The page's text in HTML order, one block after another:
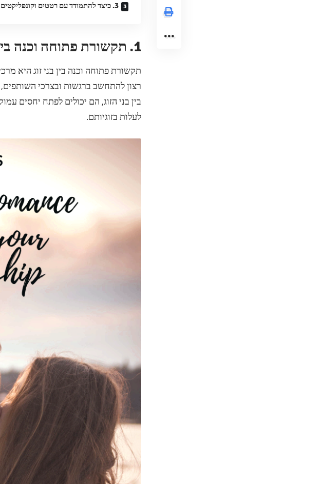
3. כיצד להתמודד עם רטטים וקונפליקטים בזוגיות
1. תקשורת פתוחה וכנה בין בני הזוג
תקשורת פתוחה וכנה בין בני זוג היא
רצון להתחשב ברגשות ובצרכי
בין בני הזוג, הם יכולים לפתח יחסים
לעלות בזוגיותם.